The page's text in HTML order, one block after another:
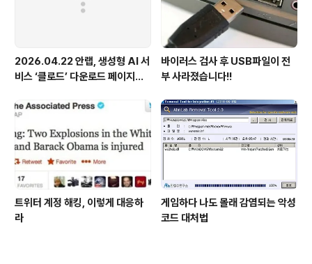
2026.04.22 안랩, 생성형 AI 서
비스 ‘클로드’ 다운로드 페이지로
바이러스 검사 후 USB파일이 전
부 사라졌습니다!!
트위터 계정 해킹, 이렇게 대응하
라
게임하다 나도 몰래 감염되는 악성
코드 대처법